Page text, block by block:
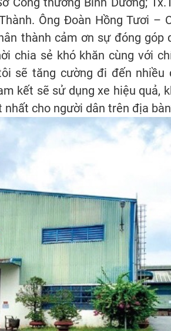
Ông Đoàn Hồng Tươi –
thành cảm ơn sự đóng góp
chia sẻ khó khăn cùng với
sẽ tăng cường đi đến nhiều
kết sẽ sử dụng xe hiệu quả,
cho người dân trên địa